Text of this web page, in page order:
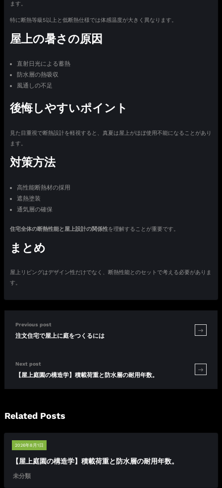
ます。
特に断熱等級5以上と低断熱仕様では体感温度が大きく異なります。
屋上の暑さの原因
直射日光による蓄熱
防水層の熱吸収
風通しの不足
後悔しやすいポイント
見た目重視で断熱設計を軽視すると、真夏は屋上がほぼ使用不能になることがあり
ます。
対策方法
高性能断熱材の採用
遮熱塗装
通気層の確保
住宅全体の断熱性能と屋上設計の関係性を理解することが重要です。
まとめ
屋上リビングはデザイン性だけでなく、断熱性能とのセットで考える必要がありま
す。
Previous post
注文住宅で屋上に庭をつくるには
Next post
【屋上庭園の構造学】積載荷重と防水層の耐用年数。
Related Posts
2026年8月1日
【屋上庭園の構造学】積載荷重と防水層の耐用年数。
未分類